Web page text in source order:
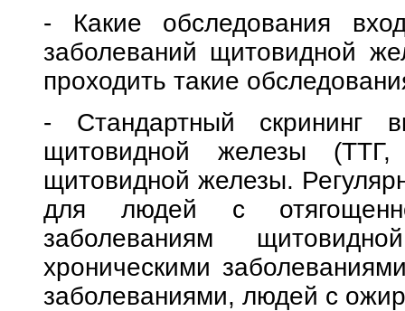
- Какие обследования
заболеваний щитовидной
проходить такие
- Стандартный скрининг
щитовидной железы
щитовидной железы.
для людей с
заболеваниям
хроническими
заболеваниями, людей с